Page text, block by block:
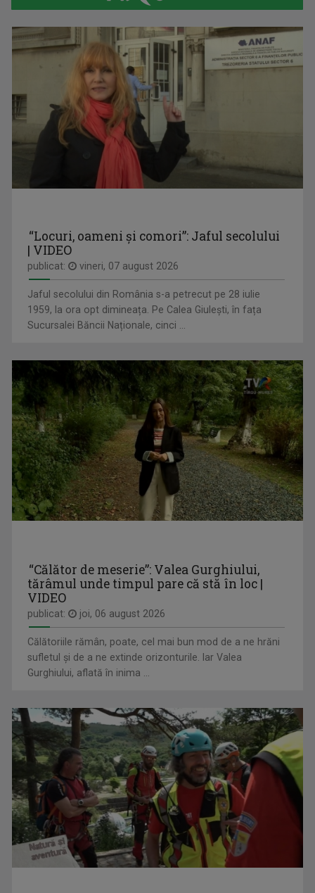
Sâmbătă, ora 8.30, la TVR3.
PLAY
Bilunar, duminică, ora 12.30 la TVR3 și luni, ...
SATUL MEU
Sâmbătă, duminică, ora 7.00, la TVR3
FORUM ECONOMIC
Luni-vineri, ora 16.00
EMILIA NICOLAESCU
La TVR3, Emilia Nicolaescu ne aduce poveşti ...
FELICIA STOIAN
Prezintă „Cântecul de acasă” și „Cântec și ...
CORINA-MIHAELA IONUȚ
De peste 15 ani, emisiunea care mi-a adus cele ...
“Locuri, oameni și comori”: Jaful secolului
| VIDEO
publicat: vineri, 07 august 2026
Jaful secolului din România s-a petrecut pe 28 iulie
1959, la ora opt dimineața. Pe Calea Giulești, în fața
Sucursalei Băncii Naționale, cinci ...
“Călător de meserie”: Valea Gurghiului,
tărâmul unde timpul pare că stă în loc |
VIDEO
publicat: joi, 06 august 2026
Călătoriile rămân, poate, cel mai bun mod de a ne hrăni
sufletul și de a ne extinde orizonturile. Iar Valea
Gurghiului, aflată în inima ...